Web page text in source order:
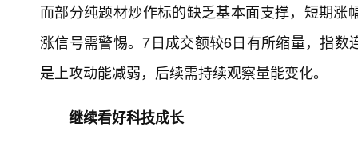
而部分纯题材炒作标的缺乏基本面支撑，短期
涨信号需警惕。7日成交额较6日有所缩量，指
是上攻动能减弱，后续需持续观察量能变化。
继续看好科技成长